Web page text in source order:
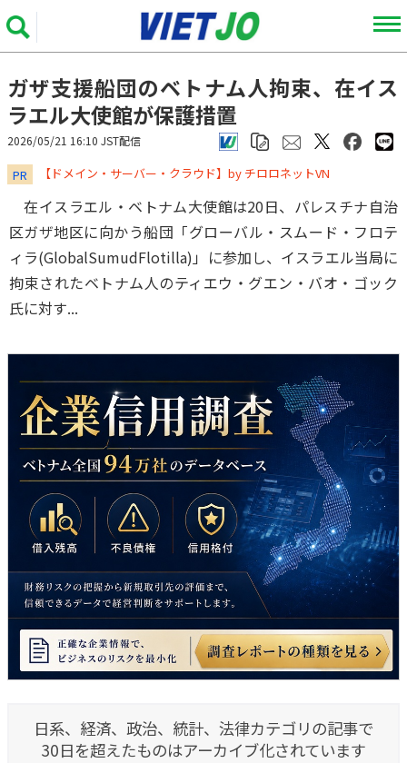
ガザ支援船団のベトナム人拘束、在イス
ラエル大使館が保護措置
2026/05/21 16:10 JST配信
PR ​​​​​​​【ドメイン・サーバー・クラウド】by チロロネットVN
在イスラエル・ベトナム大使館は20日、パレスチナ自治
区ガザ地区に向かう船団「グローバル・スムード・フロテ
ィラ(GlobalSumudFlotilla)」に参加し、イスラエル当局に
拘束されたベトナム人のティエウ・グエン・バオ・ゴック
氏に対す...
日系、経済、政治、統計、法律カテゴリの記事で
30日を超えたものはアーカイブ化されています